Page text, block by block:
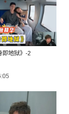
即地狱》-2